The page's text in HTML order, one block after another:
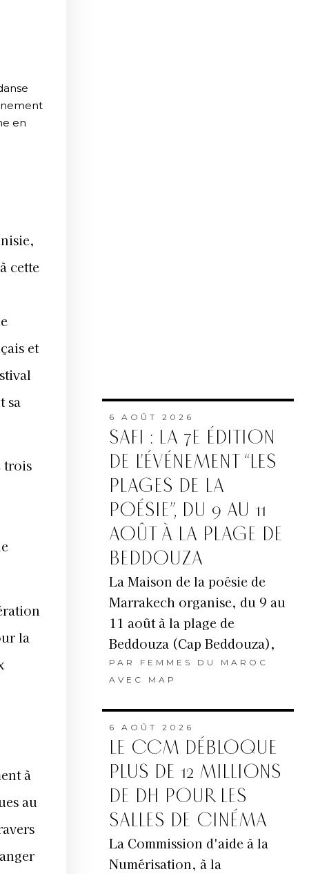
en
cette
et
sa
trois
la
à
au
6 AOÛT 2026
SAFI : LA 7E ÉDITION
DE L’ÉVÉNEMENT “LES
PLAGES DE LA
POÉSIE”, DU 9 AU 11
AOÛT À LA PLAGE DE
BEDDOUZA
La Maison de la poésie de
Marrakech organise, du 9 au
11 août à la plage de
Beddouza (Cap Beddouza),
PAR FEMMES DU MAROC
AVEC MAP
6 AOÛT 2026
LE CCM DÉBLOQUE
PLUS DE 12 MILLIONS
DE DH POUR LES
SALLES DE CINÉMA
La Commission d'aide à la
Numérisation, à la